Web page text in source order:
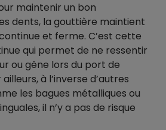
maintenir un bon
dents, la gouttière maintient
et ferme. C’est cette
qui permet de ne ressentir
ou gêne lors du port de
à l’inverse d’autres
les bagues métalliques ou
il n’y a pas de risque